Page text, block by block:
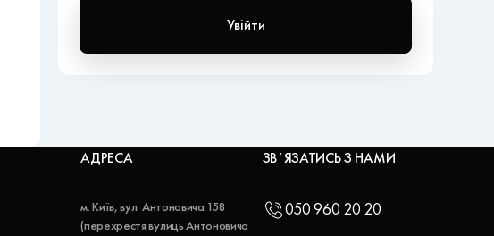
Увійти
АДРЕСА
м. Київ, вул. Антоновича 158
(перехрестя вулиць Антоновича
ЗВʼЯЗАТИСЬ З НАМИ
050 960 20 20